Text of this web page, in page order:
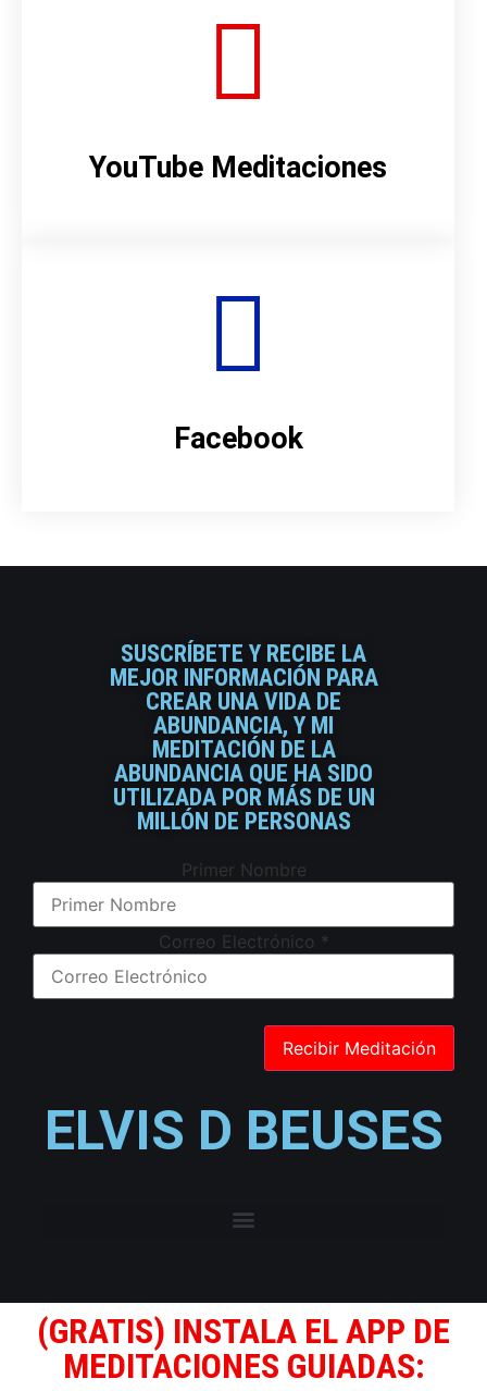
YouTube Meditaciones
Facebook
SUSCRÍBETE Y RECIBE LA
MEJOR INFORMACIÓN PARA
CREAR UNA VIDA DE
ABUNDANCIA, Y MI
MEDITACIÓN DE LA
ABUNDANCIA QUE HA SIDO
UTILIZADA POR MÁS DE UN
MILLÓN DE PERSONAS
Primer Nombre
Correo Electrónico *
ELVIS D BEUSES
(GRATIS) INSTALA EL APP DE
MEDITACIONES GUIADAS: